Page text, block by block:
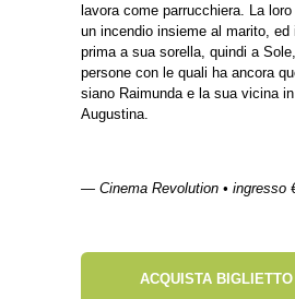
lavora come parrucchiera. La
un incendio insieme al marito, ed
prima a sua sorella, quindi a
persone con le quali ha ancora
siano Raimunda e la sua vicina in
Augustina.
— Cinema Revolution • ingresso
ACQUISTA